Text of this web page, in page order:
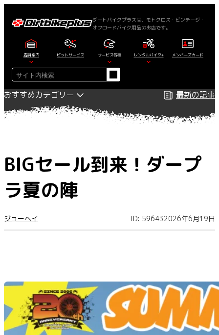
ダートバイクプラスは、モトクロス・ビンテージ・
オフロードバイク用品のお店です。
店舗案内 ピットサービス サービス各種 レンタルバイク+ メンバーズカード
検
索
おすすめカテゴリー
最新の記事
BIGセール到来！ダープ
ラ夏の陣
ジョーヘイ ID: 596432026年6月19日